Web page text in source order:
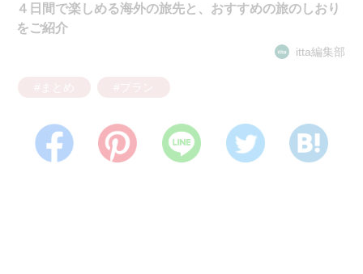
４日間で楽しめる海外の旅先と、おすすめの旅のしおり
をご紹介
itta編集部